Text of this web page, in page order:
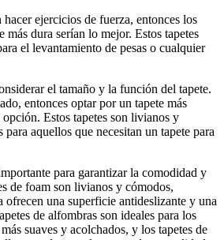
hacer ejercicios de fuerza, entonces los
más dura serían lo mejor. Estos tapetes
el levantamiento de pesas o cualquier
el tamaño y la función del tapete.
entonces optar por un tapete más
Estos tapetes son livianos y
aquellos que necesitan un tapete para
para garantizar la comodidad y
de foam son livianos y cómodos,
ofrecen una superficie antideslizante y una
de alfombras son ideales para los
suaves y acolchados, y los tapetes de